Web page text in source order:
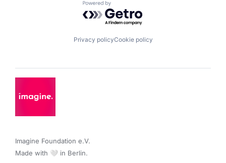
Powered by Getro.com
Privacy policyCookie policy
Imagine Foundation e.V.
Made with 🤍 in Berlin.